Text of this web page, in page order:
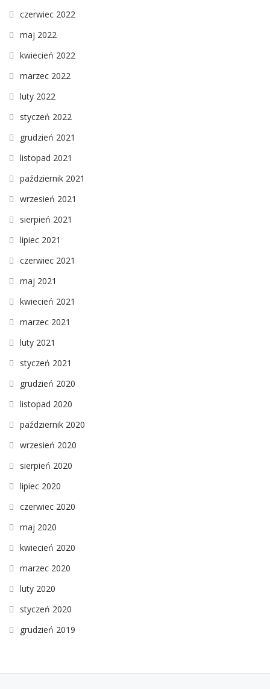
czerwiec 2022
maj 2022
kwiecień 2022
marzec 2022
luty 2022
styczeń 2022
grudzień 2021
listopad 2021
październik 2021
wrzesień 2021
sierpień 2021
lipiec 2021
czerwiec 2021
maj 2021
kwiecień 2021
marzec 2021
luty 2021
styczeń 2021
grudzień 2020
listopad 2020
październik 2020
wrzesień 2020
sierpień 2020
lipiec 2020
czerwiec 2020
maj 2020
kwiecień 2020
marzec 2020
luty 2020
styczeń 2020
grudzień 2019